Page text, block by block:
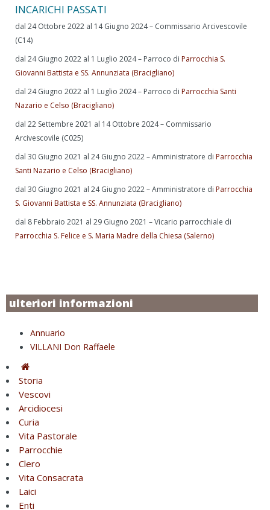
INCARICHI PASSATI
dal 24 Ottobre 2022 al 14 Giugno 2024 – Commissario Arcivescovile
(C14)
dal 24 Giugno 2022 al 1 Luglio 2024 – Parroco di Parrocchia S.
Giovanni Battista e SS. Annunziata (Bracigliano)
dal 24 Giugno 2022 al 1 Luglio 2024 – Parroco di Parrocchia Santi
Nazario e Celso (Bracigliano)
dal 22 Settembre 2021 al 14 Ottobre 2024 – Commissario
Arcivescovile (C025)
dal 30 Giugno 2021 al 24 Giugno 2022 – Amministratore di Parrocchia
Santi Nazario e Celso (Bracigliano)
dal 30 Giugno 2021 al 24 Giugno 2022 – Amministratore di Parrocchia
S. Giovanni Battista e SS. Annunziata (Bracigliano)
dal 8 Febbraio 2021 al 29 Giugno 2021 – Vicario parrocchiale di
Parrocchia S. Felice e S. Maria Madre della Chiesa (Salerno)
ulteriori informazioni
Annuario
VILLANI Don Raffaele
Storia
Vescovi
Arcidiocesi
Curia
Vita Pastorale
Parrocchie
Clero
Vita Consacrata
Laici
Enti